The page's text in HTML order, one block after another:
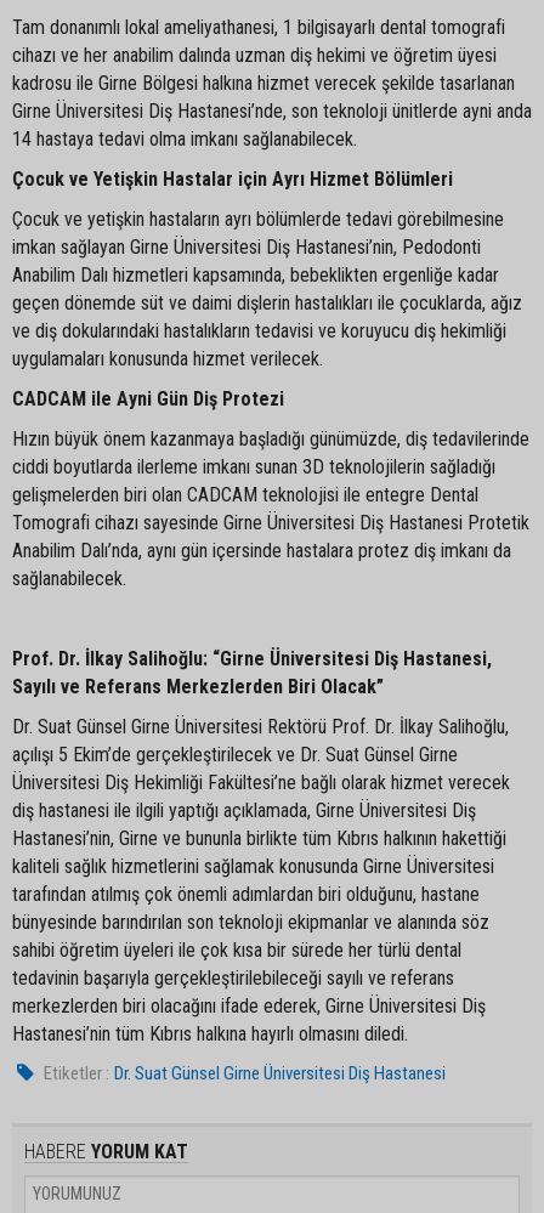
Tam donanımlı lokal ameliyathanesi, 1 bilgisayarlı dental tomografi
cihazı ve her anabilim dalında uzman diş hekimi ve öğretim üyesi
kadrosu ile Girne Bölgesi halkına hizmet verecek şekilde tasarlanan
Girne Üniversitesi Diş Hastanesi’nde, son teknoloji ünitlerde ayni anda
14 hastaya tedavi olma imkanı sağlanabilecek.
Çocuk ve Yetişkin Hastalar için Ayrı Hizmet Bölümleri
Çocuk ve yetişkin hastaların ayrı bölümlerde tedavi görebilmesine
imkan sağlayan Girne Üniversitesi Diş Hastanesi’nin, Pedodonti
Anabilim Dalı hizmetleri kapsamında, bebeklikten ergenliğe kadar
geçen dönemde süt ve daimi dişlerin hastalıkları ile çocuklarda, ağız
ve diş dokularındaki hastalıkların tedavisi ve koruyucu diş hekimliği
uygulamaları konusunda hizmet verilecek.
CADCAM ile Ayni Gün Diş Protezi
Hızın büyük önem kazanmaya başladığı günümüzde, diş tedavilerinde
ciddi boyutlarda ilerleme imkanı sunan 3D teknolojilerin sağladığı
gelişmelerden biri olan CADCAM teknolojisi ile entegre Dental
Tomografi cihazı sayesinde Girne Üniversitesi Diş Hastanesi Protetik
Anabilim Dalı’nda, aynı gün içersinde hastalara protez diş imkanı da
sağlanabilecek.
Prof. Dr. İlkay Salihoğlu: “Girne Üniversitesi Diş Hastanesi,
Sayılı ve Referans Merkezlerden Biri Olacak”
Dr. Suat Günsel Girne Üniversitesi Rektörü Prof. Dr. İlkay Salihoğlu,
açılışı 5 Ekim’de gerçekleştirilecek ve Dr. Suat Günsel Girne
Üniversitesi Diş Hekimliği Fakültesi’ne bağlı olarak hizmet verecek
diş hastanesi ile ilgili yaptığı açıklamada, Girne Üniversitesi Diş
Hastanesi’nin, Girne ve bununla birlikte tüm Kıbrıs halkının hakettiği
kaliteli sağlık hizmetlerini sağlamak konusunda Girne Üniversitesi
tarafından atılmış çok önemli adımlardan biri olduğunu, hastane
bünyesinde barındırılan son teknoloji ekipmanlar ve alanında söz
sahibi öğretim üyeleri ile çok kısa bir sürede her türlü dental
tedavinin başarıyla gerçekleştirilebileceği sayılı ve referans
merkezlerden biri olacağını ifade ederek, Girne Üniversitesi Diş
Hastanesi’nin tüm Kıbrıs halkına hayırlı olmasını diledi.
Etiketler : Dr. Suat Günsel Girne Üniversitesi Diş Hastanesi
HABERE YORUM KAT